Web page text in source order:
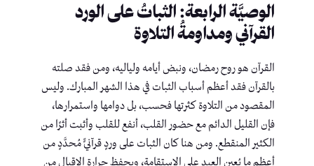
الوصيَّة الرابعة: الثباتُ على الورد
القرآني ومداومةُ التلاوة
القرآن هو روح رمضان، ونبض أيامه ولياليه، ومن فقد صلته
بالقرآن فقد أعظم أسباب الثبات في هذا الشهر المبارك. وليس
المقصود من التلاوة كثرتها فحسب، بل دوامها واستمرارها،
فإن القليل الدائم مع حضور القلب، أنفع للقلب وأثبت أثرًا من
الكثير المنقطع. ومن هنا كان الثبات على وردٍ قرآنيٍّ مُحدَّدٍ من
أعظم ما يُعين العبد على الاستقامة، ويحفظ حرارة الإقبال من